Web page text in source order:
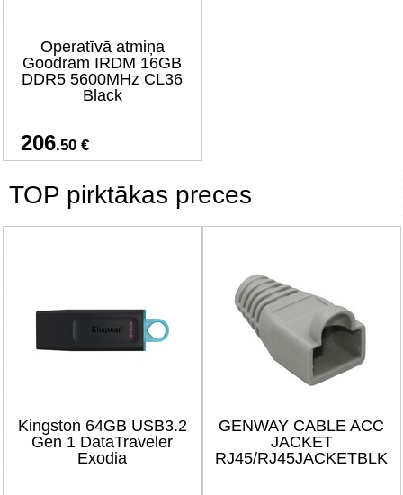
Operatīvā atmiņa
Goodram IRDM 16GB
DDR5 5600MHz CL36
Black
206.50 €
TOP pirktākas preces
Kingston 64GB USB3.2
Gen 1 DataTraveler
Exodia
GENWAY CABLE ACC
JACKET
RJ45/RJ45JACKETBLK